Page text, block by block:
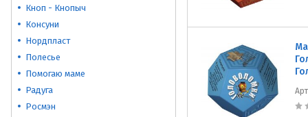
Кноп - Кнопыч
Консуни
Нордпласт
Полесье
Помогаю маме
Радуга
Росмэн